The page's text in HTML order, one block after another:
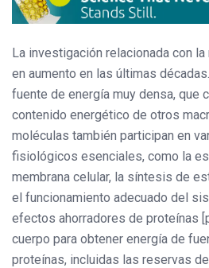
La investigación relacionada con
en aumento en las últimas
fuente de energía muy densa, que
contenido energético de otros
moléculas también participan en
fisiológicos esenciales, como la
membrana celular, la síntesis de
el funcionamiento adecuado del
efectos ahorradores de proteínas
cuerpo para obtener energía de
proteínas, incluidas las reservas